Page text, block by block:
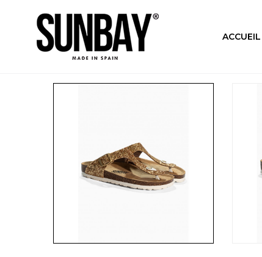
ACCUEIL